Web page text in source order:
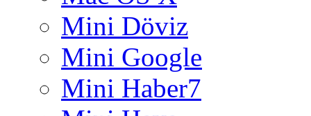
Mini Döviz
Mini Google
Mini Haber7